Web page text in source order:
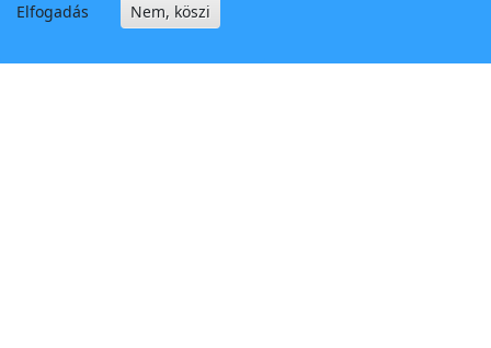
Elfogadás Nem, köszi